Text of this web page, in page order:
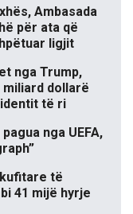
Ambasada
për ata që
ligjit
nga Trump,
miliard dollarë
të ri
nga UEFA,
të
41 mijë hyrje